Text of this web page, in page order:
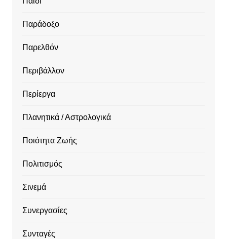
Παράδοξο
Παρελθόν
Περιβάλλον
Περίεργα
Πλανητικά / Αστρολογικά
Ποιότητα Ζωής
Πολιτισμός
Σινεμά
Συνεργασίες
Συνταγές